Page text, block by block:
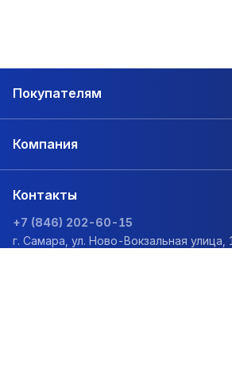
Покупателям
Компания
Контакты
+7 (846) 202-60-15
г. Самара, ул. Ново-Вокзальная улица,